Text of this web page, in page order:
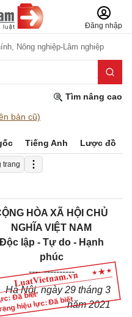
Đăng nhập
Nông nghiệp-Lâm nghiệp
Tìm nâng cao
bản cũ)
Tiếng Anh Lược đồ
trang
Đã biết
hiệu lực: Đã biết
HÒA XÃ HỘI CHỦ
NGHĨA VIỆT NAM
Độc lập - Tự do - Hạnh
phúc
---------------
Hà Nội, ngày 29 tháng 3
năm 2021